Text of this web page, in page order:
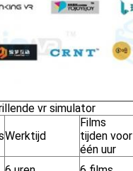
vr simulator
Werktijd
Films
tijden voor
één uur